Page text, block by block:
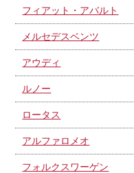
フィアット・アバルト
メルセデスベンツ
アウディ
ルノー
ロータス
アルファロメオ
フォルクスワーゲン